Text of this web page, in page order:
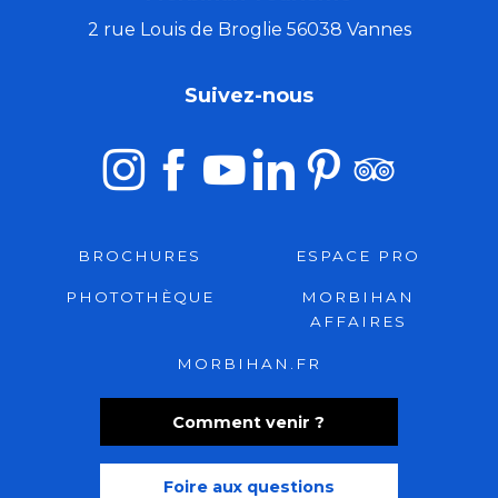
2 rue Louis de Broglie 56038 Vannes
Comment venir ?
Foire aux questions
Suivez-nous
BROCHURES ESPACE PRO
PHOTOTHÈQUE
MORBIHAN
AFFAIRES
MORBIHAN.FR